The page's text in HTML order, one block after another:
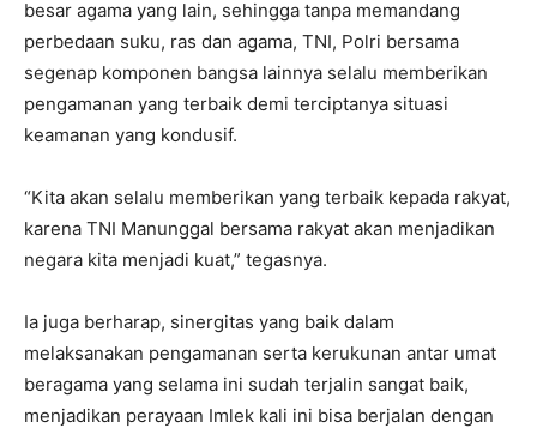
besar agama yang lain, sehingga tanpa memandang
perbedaan suku, ras dan agama, TNI, Polri bersama
segenap komponen bangsa lainnya selalu memberikan
pengamanan yang terbaik demi terciptanya situasi
keamanan yang kondusif.
“Kita akan selalu memberikan yang terbaik kepada rakyat,
karena TNI Manunggal bersama rakyat akan menjadikan
negara kita menjadi kuat,” tegasnya.
Ia juga berharap, sinergitas yang baik dalam
melaksanakan pengamanan serta kerukunan antar umat
beragama yang selama ini sudah terjalin sangat baik,
menjadikan perayaan Imlek kali ini bisa berjalan dengan